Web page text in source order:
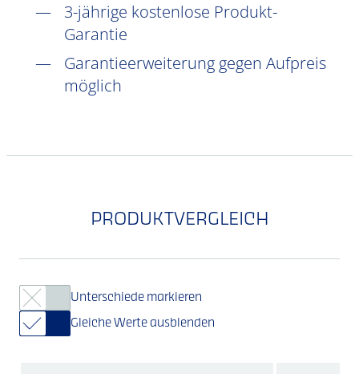
3-jährige kostenlose Produkt-
Garantie
Garantieerweiterung gegen Aufpreis
möglich
PRODUKTVERGLEICH
Unterschiede markieren
Gleiche Werte ausblenden